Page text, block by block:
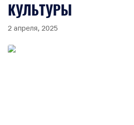
КУЛЬТУРЫ
2 апреля, 2025